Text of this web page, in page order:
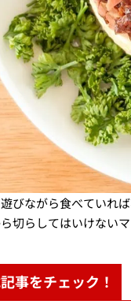
びながら食べていれ
切らしてはいけない
事をチェック！